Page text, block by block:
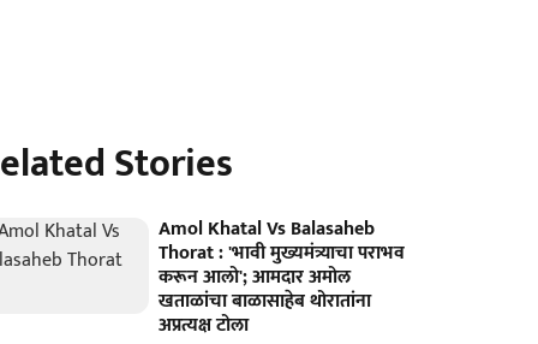
Stories
Amol Khatal Vs Balasaheb
Thorat : 'भावी मुख्यमंत्र्याचा पराभव
करून आलो'; आमदार अमोल
खताळांचा बाळासाहेब थोरातांना
अप्रत्यक्ष टोला